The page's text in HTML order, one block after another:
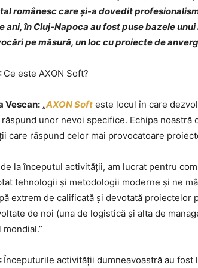
românesc care și-a dovedit
ani, în Cluj-Napoca au fost puse bazele
pe măsură, un loc cu proiecte de
Ce este AXON Soft?
Vescan: „AXON Soft este locul în care
unor nevoi specifice. Echipa
care răspund celor mai provocatoare
la începutul activității, am lucrat pentru
tehnologii și metodologii moderne și ne
extrem de calificată și devotată proiectelor
de noi (una de logistică și alta de
mondial.”
Începuturile activității dumneavoastră au fost